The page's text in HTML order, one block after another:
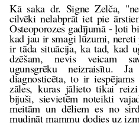
Kā saka dr. Signe Zelča,
cilvēki nelabprāt iet pie
Osteoporozes gadījumā - ļoti
kad jau ir smagi lūzumi,
ir tāda situācija, ka tad, kad
dzēšam, nevis veicam
ugunsgrēku neizraisītu.
diagnosticēta, to ir
zāles, kuras jālieto tikai
bijuši, sievietēm noteikti
meitām un dēliem es no
mudināt mammu dodies uz